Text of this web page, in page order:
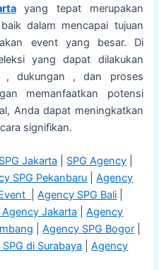
yang tepat merupakan
dalam mencapai tujuan
event yang besar. Di
yang dapat dilakukan
, dukungan , dan proses
memanfaatkan potensi
Anda dapat meningkatkan
signifikan.
Jakarta SPG Agency
SPG Pekanbaru |Agency
|Agency SPG Bali
Agency Jakarta |Agency
|Agency SPG Bogor
di Surabaya |Agency